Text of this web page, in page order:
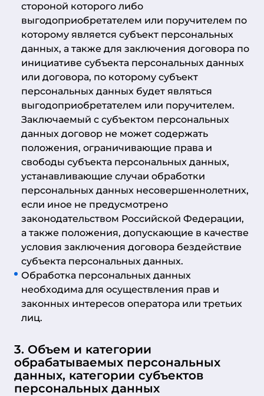
стороной которого либо
выгодоприобретателем или поручителем по
которому является субъект персональных
данных, а также для заключения договора по
инициативе субъекта персональных данных
или договора, по которому субъект
персональных данных будет являться
выгодоприобретателем или поручителем.
Заключаемый с субъектом персональных
данных договор не может содержать
положения, ограничивающие права и
свободы субъекта персональных данных,
устанавливающие случаи обработки
персональных данных несовершеннолетних,
если иное не предусмотрено
законодательством Российской Федерации,
а также положения, допускающие в качестве
условия заключения договора бездействие
субъекта персональных данных.
Обработка персональных данных
необходима для осуществления прав и
законных интересов оператора или третьих
лиц.
3. Объем и категории
обрабатываемых персональных
данных, категории субъектов
персональных данных